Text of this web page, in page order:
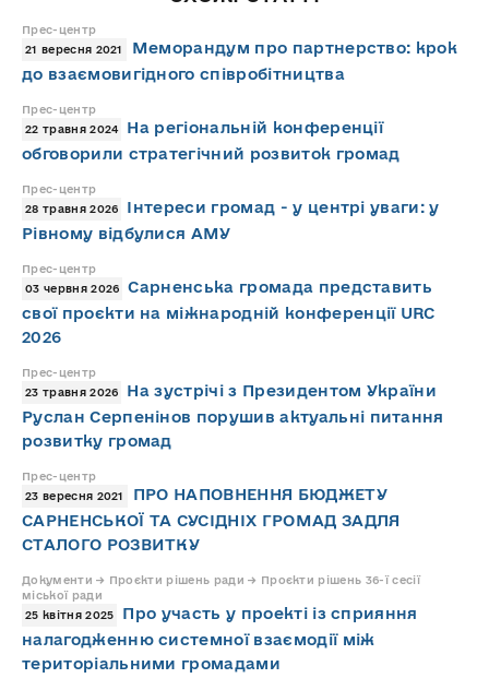
Прес-центр
21 вересня 2021
Меморандум про партнерство: крок
до взаємовигідного співробітництва
Прес-центр
22 травня 2024
На регіональній конференції
обговорили стратегічний розвиток громад
Прес-центр
28 травня 2026
Інтереси громад - у центрі уваги: у
Рівному відбулися АМУ
Прес-центр
03 червня 2026
Сарненська громада представить
свої проєкти на міжнародній конференції URC
2026
Прес-центр
23 травня 2026
На зустрічі з Президентом України
Руслан Серпенінов порушив актуальні питання
розвитку громад
Прес-центр
23 вересня 2021
ПРО НАПОВНЕННЯ БЮДЖЕТУ
САРНЕНСЬКОЇ ТА СУСІДНІХ ГРОМАД ЗАДЛЯ
СТАЛОГО РОЗВИТКУ
Документи → Проєкти рішень ради → Проєкти рішень 36-ї сесії
міської ради
25 квітня 2025
Про участь у проекті із сприяння
налагодженню системної взаємодії між
територіальними громадами